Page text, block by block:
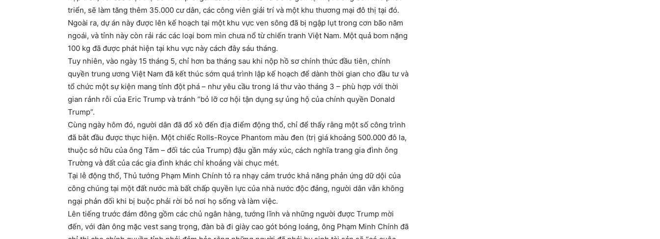
triển, sẽ làm tăng thêm 35.000 cư dân, các công viên giải trí và một khu thương mại đô thị tại đó.
Ngoài ra, dự án này được lên kế hoạch tại một khu vực ven sông đã bị ngập lụt trong cơn bão năm
ngoái, và tỉnh này còn rải rác các loại bom mìn chưa nổ từ chiến tranh Việt Nam. Một quả bom nặng
100 kg đã được phát hiện tại khu vực này cách đây sáu tháng.
Tuy nhiên, vào ngày 15 tháng 5, chỉ hơn ba tháng sau khi nộp hồ sơ chính thức đầu tiên, chính
quyền trung ương Việt Nam đã kết thúc sớm quá trình lập kế hoạch để dành thời gian cho đầu tư và
tổ chức một sự kiện mang tính đột phá – như yêu cầu trong lá thư vào tháng 3 – phù hợp với thời
gian rảnh rỗi của Eric Trump và tránh “bỏ lỡ cơ hội tận dụng sự ủng hộ của chính quyền Donald
Trump”.
Cùng ngày hôm đó, người dân đã đổ xô đến địa điểm động thổ, chỉ để thấy rằng một số công trình
đã bắt đầu được thực hiện. Một chiếc Rolls-Royce Phantom màu đen (trị giá khoảng 500.000 đô la,
thuộc sở hữu của ông Tâm – đối tác của Trump) đậu gần máy xúc, cách nghĩa trang gia đình ông
Trường và đất của các gia đình khác chỉ khoảng vài chục mét.
Tại lễ động thổ, Thủ tướng Phạm Minh Chính tỏ ra nhạy cảm trước khả năng phản ứng dữ dội của
công chúng tại một đất nước mà bất chấp quyền lực của nhà nước độc đảng, người dân vẫn không
ngại phản đối khi bị buộc phải rời bỏ nơi họ sống và làm việc.
Lên tiếng trước đám đông gồm các chủ ngân hàng, tướng lĩnh và những người được Trump mời
đến, với đàn ông mặc vest sang trọng, đàn bà đi giày cao gót bóng loáng, ông Phạm Minh Chính đã